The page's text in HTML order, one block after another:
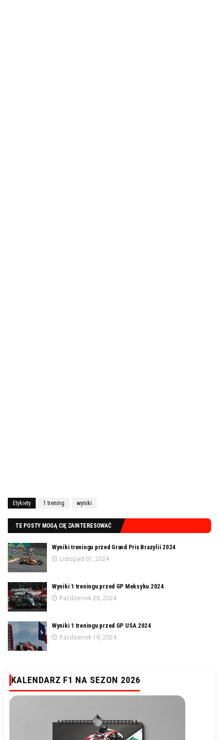
Etykiety 1 trening wyniki
TE POSTY MOGĄ CIĘ ZAINTERESOWAĆ
Wyniki treningu przed Grand Prix Brazylii 2024
Listopad 01, 2024
Wyniki 1 treningu przed GP Meksyku 2024
Październik 28, 2024
Wyniki 1 treningu przed GP USA 2024
Październik 19, 2024
KALENDARZ F1 NA SEZON 2026